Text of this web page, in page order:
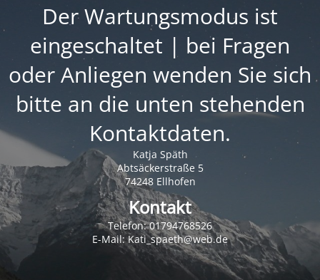
Der Wartungsmodus ist
eingeschaltet | bei Fragen
oder Anliegen wenden Sie sich
bitte an die unten stehenden
Kontaktdaten.
Katja Späth
Abtsäckerstraße 5
74248 Ellhofen
Kontakt
Telefon: 01794768526
E-Mail: Kati_spaeth@web.de